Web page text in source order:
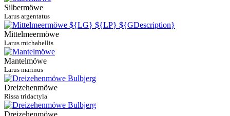
Silbermöwe
Larus argentatus
Mittelmeermöwe
Larus michahellis
Mantelmöwe
Larus marinus
Dreizehenmöwe
Rissa tridactyla
Dreizehenmöwe